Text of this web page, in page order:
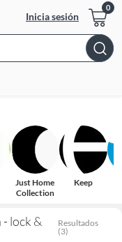
Inicia sesión
Just Home
Collection
Keep
Resultados
(3)